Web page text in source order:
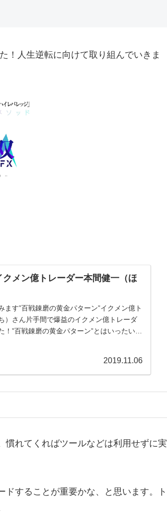
！人生逆転に向けて取り組んでいきま
メン億トレーダー本間健一（ほ
す”百戦錬磨の黄金パターン”イクメン億ト
）さん片手間で爆益のイクメン億トレーダ
”百戦錬磨の黄金パターン”とはいったいど
2019.11.06
慣れてくればツールなどは利用せずに実
することが重要かな、と思います。ト